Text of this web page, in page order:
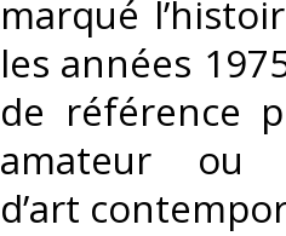
marqué
les années
de référence
amateur ou
d’art